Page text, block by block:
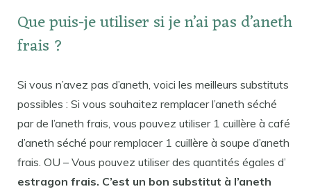
Que puis-je utiliser si je n’ai pas d’aneth
frais ?
Si vous n’avez pas d’aneth, voici les meilleurs substituts
possibles : Si vous souhaitez remplacer l’aneth séché
par de l’aneth frais, vous pouvez utiliser 1 cuillère à café
d’aneth séché pour remplacer 1 cuillère à soupe d’aneth
frais. OU – Vous pouvez utiliser des quantités égales d’
estragon frais. C’est un bon substitut à l’aneth